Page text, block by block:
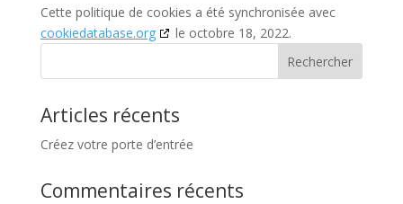
Cette politique de cookies a été synchronisée avec
cookiedatabase.org
le octobre 18, 2022.
Articles récents
Créez votre porte d’entrée
Commentaires récents